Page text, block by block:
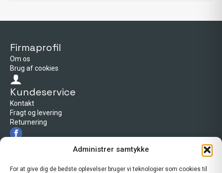
Administrer samtykke
For at give dig de bedste oplevelser bruger vi teknologier som cookies til
Firmaprofil
Om os
Brug af cookies
Kundeservice
Kontakt
Fragt og levering
Returnering
Tarp byvej 66